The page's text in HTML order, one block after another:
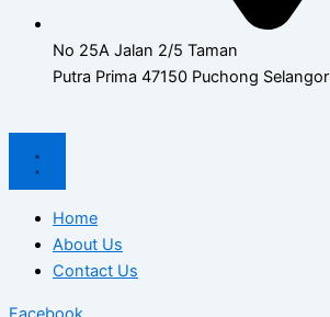
No 25A Jalan 2/5 Taman
Putra Prima 47150 Puchong Selangor
Home
About Us
Contact Us